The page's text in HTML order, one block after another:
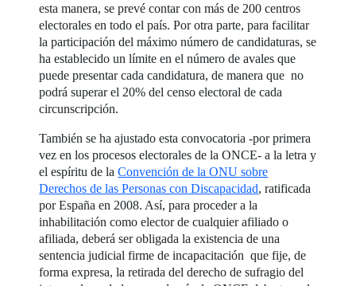
esta manera, se prevé contar con más de 200 centros
electorales en todo el país. Por otra parte, para facilitar
la participación del máximo número de candidaturas, se
ha establecido un límite en el número de avales que
puede presentar cada candidatura, de manera que no
podrá superar el 20% del censo electoral de cada
circunscripción.
También se ha ajustado esta convocatoria -por primera
vez en los procesos electorales de la ONCE- a la letra y
el espíritu de laConvención de la ONU sobre
Derechos de las Personas con Discapacidad, ratificada
por España en 2008. Así, para proceder a la
inhabilitación como elector de cualquier afiliado o
afiliada, deberá ser obligada la existencia de una
sentencia judicial firme de incapacitación que fije, de
forma expresa, la retirada del derecho de sufragio del